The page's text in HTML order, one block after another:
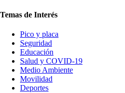
Temas de Interés
Pico y placa
Seguridad
Educación
Salud y COVID-19
Medio Ambiente
Movilidad
Deportes